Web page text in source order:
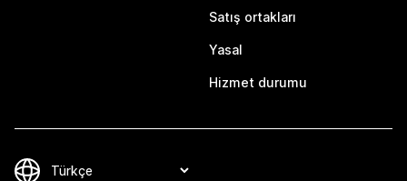
Satış ortakları
Yasal
Hizmet durumu